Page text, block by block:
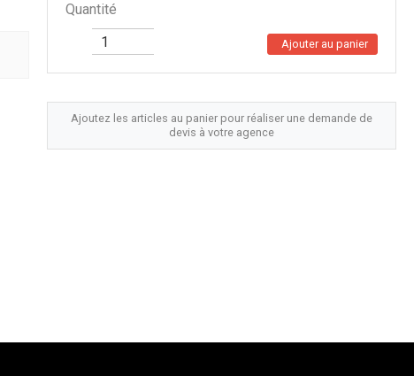
Ajoutez les articles au panier pour réaliser une demande de
devis à votre agence
Quantité
Ajouter au panier